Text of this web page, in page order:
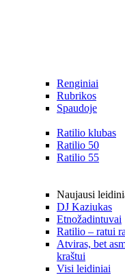
Renginiai
Rubrikos
Spaudoje
Ratilio klubas
Ratilio 50
Ratilio 55
Naujausi
DJ Kaziukas
Etnožadintuvai
Ratilio – ratui
Atviras, bet
kraštui
Visi leidiniai